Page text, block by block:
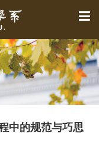
中的规范与巧思